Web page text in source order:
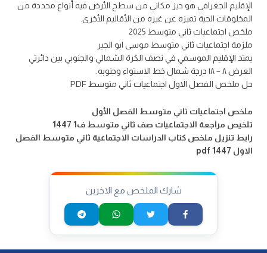
الإقليم الجغرافي هو حيز مكاني من سطح الأرض فيه أنواع محددة من
المخلوقات الحية تميزه عن غيره من الأقاليم الأخرى.
ملخص اجتماعيات ثاني متوسط 2025
ملزمة اجتماعيات ثاني متوسط موسى ابو الجير
يمتد الإقليم الموسمي في نصف الكرة الشمالي والجنوبي بين دائرتي
العرض ۸ – ۱۸ درجة شمال خط الاستواء وجنوبه.
حل ملخص الفصل الاول اجتماعيات ثاني متوسط PDF
ملخص اجتماعيات ثاني متوسط الفصل الأول
تلخيص مراجعة الاجتماعيات صف ثاني متوسط ف1 1447
رابط تنزيل ملخص كتاب الدراسات الاجتماعية ثاني متوسط الفصل
الاول pdf 1447
شارك الملخص مع الاخرين